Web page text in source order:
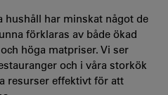
hushåll har minskat något de
förklaras av både ökad
höga matpriser. Vi ser
och i våra storkök
resurser effektivt för att